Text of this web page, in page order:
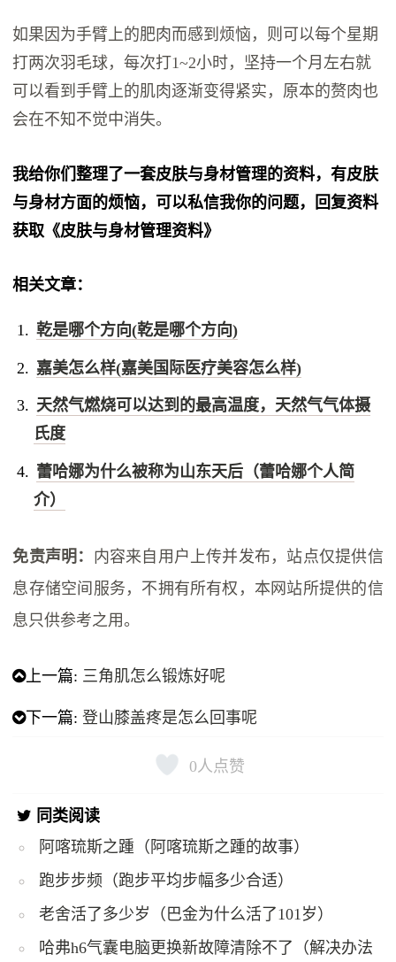
如果因为手臂上的肥肉而感到烦恼，则可以每个星期
打两次羽毛球，每次打1~2小时，坚持一个月左右就
可以看到手臂上的肌肉逐渐变得紧实，原本的赘肉也
会在不知不觉中消失。
我给你们整理了一套皮肤与身材管理的资料，有皮肤
与身材方面的烦恼，可以私信我你的问题，回复资料
获取《皮肤与身材管理资料》
相关文章：
乾是哪个方向(乾是哪个方向)
嘉美怎么样(嘉美国际医疗美容怎么样)
天然气燃烧可以达到的最高温度，天然气气体摄
氏度
蕾哈娜为什么被称为山东天后（蕾哈娜个人简
介）
免责声明： 内容来自用户上传并发布，站点仅提供信
息存储空间服务，不拥有所有权，本网站所提供的信
息只供参考之用。
上一篇: 三角肌怎么锻炼好呢
下一篇:登山膝盖疼是怎么回事呢
0人点赞
同类阅读
阿喀琉斯之踵（阿喀琉斯之踵的故事）
跑步步频（跑步平均步幅多少合适）
老舍活了多少岁（巴金为什么活了101岁）
哈弗h6气囊电脑更换新故障清除不了（解决办法